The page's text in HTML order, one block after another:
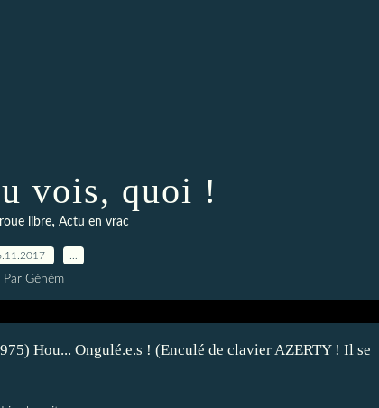
vois, quoi !
libre, Actu en vrac
Par Géhèm
Hou... Ongulé.e.s ! (Enculé de clavier AZERTY ! Il se